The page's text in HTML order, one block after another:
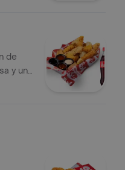
de
y una